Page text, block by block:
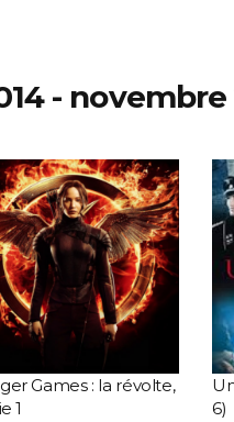
- novembre
Games : la révolte,
1
6)